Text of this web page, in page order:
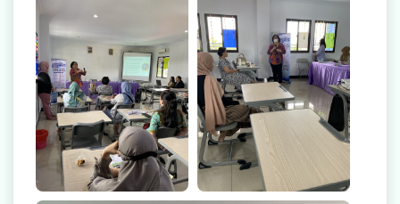
Video Edukasi Kesehatan
Majalah
Berita & Informasi Kesehatan
Kegiatan
Menu Lain-lain